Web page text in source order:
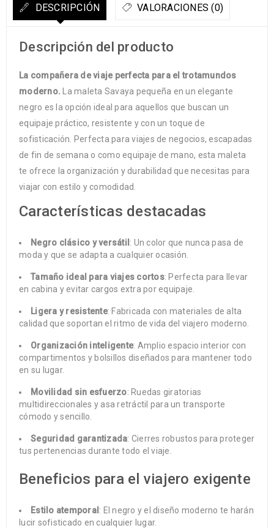
DESCRIPCIÓN VALORACIONES (0)
Descripción del producto
La compañera de viaje perfecta para el trotamundos
moderno. La maleta Savaya pequeña en un elegante
negro es la opción ideal para aquellos que buscan un
equipaje práctico, resistente y con un toque de
sofisticación. Perfecta para viajes de negocios, escapadas
de fin de semana o como equipaje de mano, esta maleta
te ofrece la organización y durabilidad que necesitas para
viajar con estilo y comodidad.
Características destacadas
Negro clásico y versátil : Un color que nunca pasa de
moda y que se adapta a cualquier ocasión.
Tamaño ideal para viajes cortos: Perfecta para llevar
en cabina y evitar cargos extra por equipaje.
Ligera y resistente: Fabricada con materiales de alta
calidad que soportan el ritmo de vida del viajero moderno.
Organización inteligente: Amplio espacio interior con
compartimentos y bolsillos diseñados para mantener todo
en su lugar.
Movilidad sin esfuerzo: Ruedas giratorias
multidireccionales y asa retráctil para un transporte
cómodo y sencillo.
Seguridad garantizada: Cierres robustos para proteger
tus pertenencias durante todo el viaje.
Beneficios para el viajero exigente
Estilo atemporal : El negro y el diseño moderno te harán
lucir sofisticado en cualquier lugar.